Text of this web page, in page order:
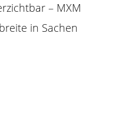
– MXM
in Sachen